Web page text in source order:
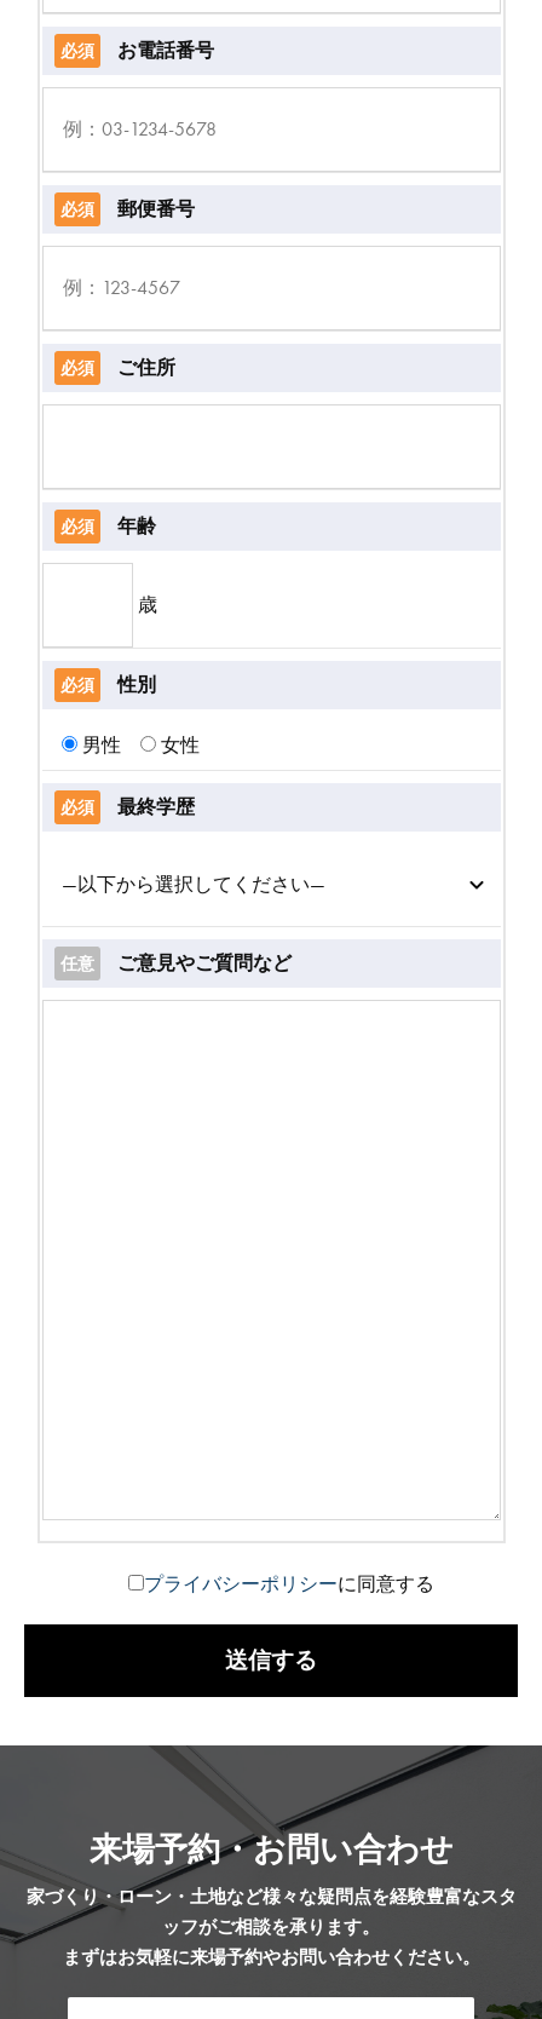
必須 お電話番号
必須 郵便番号
必須 ご住所
必須 年齢
歳
必須 性別
男性 女性
必須 最終学歴
任意 ご意見やご質問など
プライバシーポリシーに同意する
来場予約・お問い合わせ
家づくり・ローン・土地など様々な疑問点を経験豊富なスタ
ッフがご相談を承ります。
まずはお気軽に来場予約やお問い合わせください。